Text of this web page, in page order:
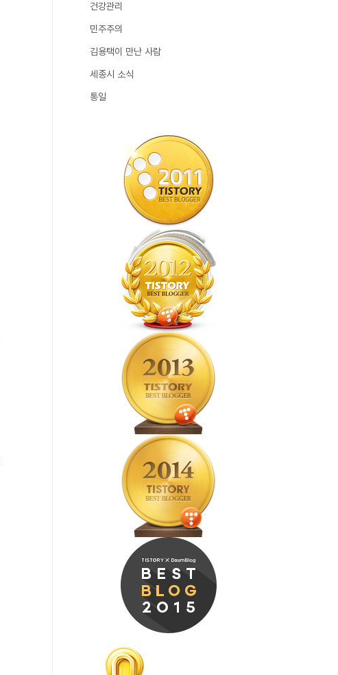
건강관리
민주주의
김용택이 만난 사람
세종시 소식
통일